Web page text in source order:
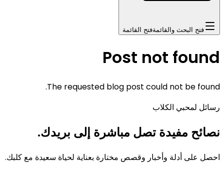
فتح البحث والقائمةفتح القائمة
Post not found
The requested blog post could not be found.
رسائل لمحبي الكلاب
نصائح مفيدة تصل مباشرة إلى بريدك.
احصل على أدلة وأخبار وقصص مختارة بعناية لحياة سعيدة مع كلبك.